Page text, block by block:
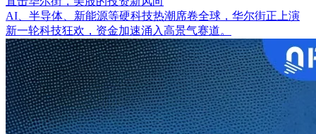
AI、半导体、新能源等硬科技热潮席卷全球，华尔街正上演
新一轮科技狂欢，资金加速涌入高景气赛道。